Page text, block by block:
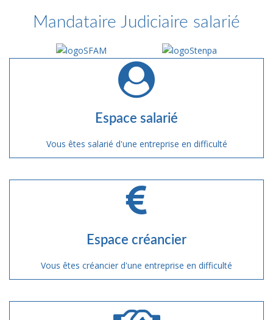
Mandataire Judiciaire salarié
Espace salarié
Vous êtes salarié d'une entreprise en difficulté
Espace créancier
Vous êtes créancier d'une entreprise en difficulté